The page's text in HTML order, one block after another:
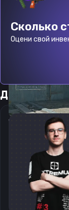
Previous slide
Сколько
Оцени свой
Другие